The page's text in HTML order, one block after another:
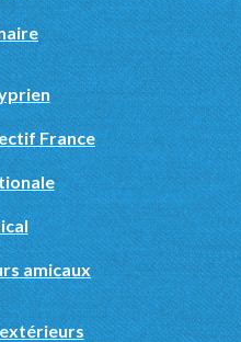
France
amicaux